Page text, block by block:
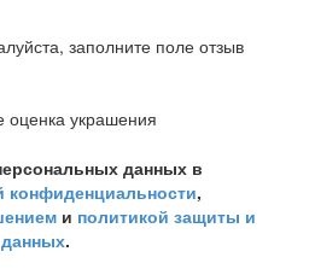
заполните поле отзыв
оценка украшения
данных в
конфиденциальности,
и политикой защиты и
.